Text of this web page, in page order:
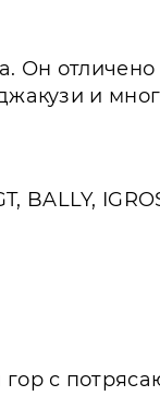
Он
и
гор с